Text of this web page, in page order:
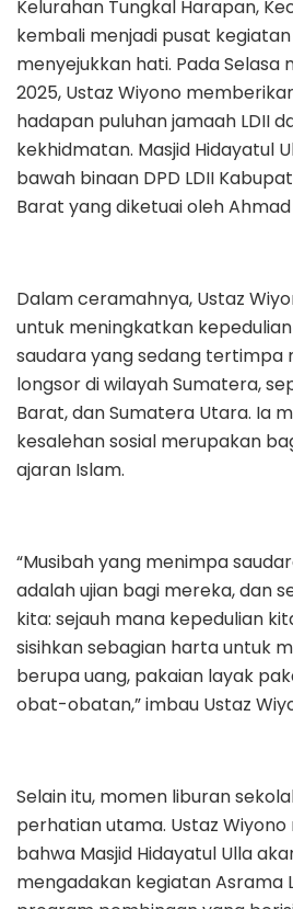
Kelurahan Tungkal Harapan,
kembali menjadi pusat
menyejukkan hati. Pada Selasa
2025, Ustaz Wiyono
hadapan puluhan jamaah LDII
kekhidmatan. Masjid Hidayatul
bawah binaan DPD LDII
Barat yang diketuai oleh
Dalam ceramahnya, Ustaz
untuk meningkatkan
saudara yang sedang tertimpa
longsor di wilayah Sumatera,
Barat, dan Sumatera Utara. Ia
kesalehan sosial merupakan
ajaran Islam.
“Musibah yang menimpa
adalah ujian bagi mereka, dan
kita: sejauh mana kepedulian
sisihkan sebagian harta untuk
berupa uang, pakaian layak
obat-obatan,” imbau Ustaz
Selain itu, momen liburan
perhatian utama. Ustaz
bahwa Masjid Hidayatul Ulla
mengadakan kegiatan Asrama